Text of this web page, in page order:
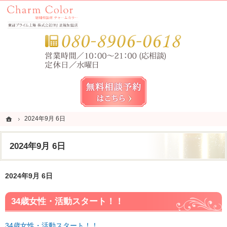
ホーム
2024年9月 6日
2024年9月 6日
錦糸町・亀戸・平井の結婚相談所なら当相談所へ。
錦糸町・亀戸・平井の結婚相談所なら短期成婚を目指すCharm Color (チャームカラー)
2024年9月 6日
34歳女性・活動スタート！！
ホーム
2024年9月 6日